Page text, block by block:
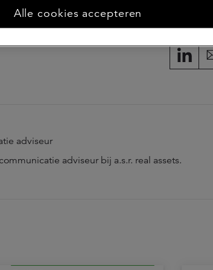
Deel
adviseur
adviseur bij a.s.r. real assets.
Alle cookies accepteren